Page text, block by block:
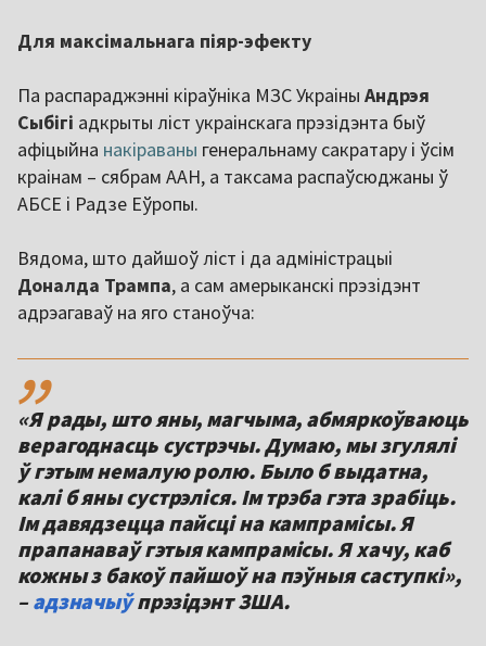
Для максімальнага піяр-эфекту
Па распараджэнні кіраўніка МЗС Украіны Андрэя
Сыбігі адкрыты ліст украінскага прэзідэнта быў
афіцыйна накіраваны генеральнаму сакратару і ўсім
краінам – сябрам ААН, а таксама распаўсюджаны ў
АБСЕ і Радзе Еўропы.
Вядома, што дайшоў ліст і да адміністрацыі
Доналда Трампа, а сам амерыканскі прэзідэнт
адрэагаваў на яго станоўча:
,,
«Я рады, што яны, магчыма, абмяркоўваюць
верагоднасць сустрэчы. Думаю, мы згулялі
ў гэтым немалую ролю. Было б выдатна,
калі б яны сустрэліся. Ім трэба гэта зрабіць.
Ім давядзецца пайсці на кампрамісы. Я
прапанаваў гэтыя кампрамісы. Я хачу, каб
кожны з бакоў пайшоў на пэўныя саступкі»,
– адзначыўпрэзідэнт ЗША.